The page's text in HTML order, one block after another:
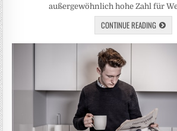
außergewöhnlich hohe Zahl für
CONTINUE READING